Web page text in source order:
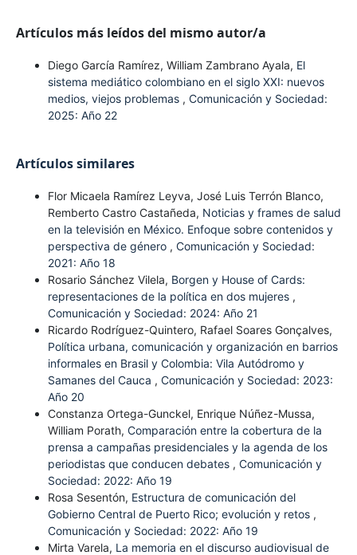
Artículos más leídos del mismo autor/a
Diego García Ramírez, William Zambrano Ayala, El
sistema mediático colombiano en el siglo XXI: nuevos
medios, viejos problemas , Comunicación y Sociedad:
2025: Año 22
Artículos similares
Flor Micaela Ramírez Leyva, José Luis Terrón Blanco,
Remberto Castro Castañeda, Noticias y frames de salud
en la televisión en México. Enfoque sobre contenidos y
perspectiva de género , Comunicación y Sociedad:
2021: Año 18
Rosario Sánchez Vilela, Borgen y House of Cards:
representaciones de la política en dos mujeres ,
Comunicación y Sociedad: 2024: Año 21
Ricardo Rodríguez-Quintero, Rafael Soares Gonçalves,
Política urbana, comunicación y organización en barrios
informales en Brasil y Colombia: Vila Autódromo y
Samanes del Cauca , Comunicación y Sociedad: 2023:
Año 20
Constanza Ortega-Gunckel, Enrique Núñez-Mussa,
William Porath, Comparación entre la cobertura de la
prensa a campañas presidenciales y la agenda de los
periodistas que conducen debates , Comunicación y
Sociedad: 2022: Año 19
Rosa Sesentón, Estructura de comunicación del
Gobierno Central de Puerto Rico; evolución y retos ,
Comunicación y Sociedad: 2022: Año 19
Mirta Varela, La memoria en el discurso audiovisual de